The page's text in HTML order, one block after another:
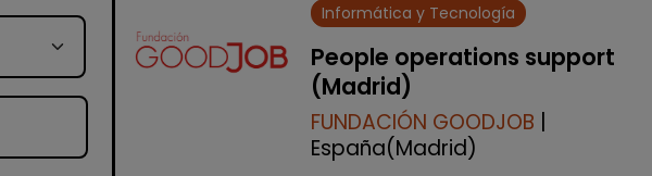
Informática y Tecnología
People operations support
(Madrid)
FUNDACIÓN GOODJOB |
España(Madrid)